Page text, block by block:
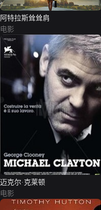
阿特拉斯耸耸肩
电影
迈克尔·克莱顿
电影